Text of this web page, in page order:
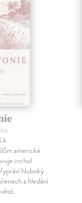
k
americké
vrchol
hluboký
a hledání